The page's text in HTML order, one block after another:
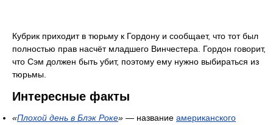
Кубрик приходит в тюрьму к Гордону и сообщает, что тот был
полностью прав насчёт младшего Винчестера. Гордон говорит,
что Сэм должен быть убит, поэтому ему нужно выбираться из
тюрьмы.
Интересные факты
«Плохой день в Блэк Роке» — название американского